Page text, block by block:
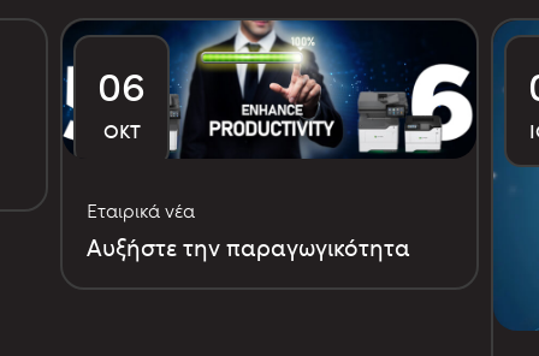
06
ΟΚΤ
Εταιρικά νέα
Αυξήστε την παραγωγικότητα